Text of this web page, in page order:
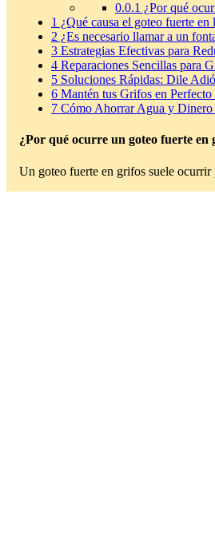
0.0.1 ¿Por qué
1 ¿Qué causa el goteo fuerte
2 ¿Es necesario llamar a un
3 Estrategias Efectivas para
4 Reparaciones Sencillas para
5 Soluciones Rápidas: Dile
6 Mantén tus Grifos en Perfecto
7 Cómo Ahorrar Agua y
¿Por qué ocurre un goteo fuerte en
Un goteo fuerte en grifos suele ocurrir